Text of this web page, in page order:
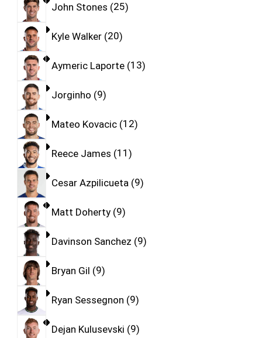
John Stones 25
Kyle Walker 20
Aymeric Laporte 13
Jorginho 9
Mateo Kovacic 12
Reece James 11
Cesar Azpilicueta 9
Matt Doherty 9
Davinson Sanchez 9
Bryan Gil 9
Ryan Sessegnon 9
Dejan Kulusevski 9